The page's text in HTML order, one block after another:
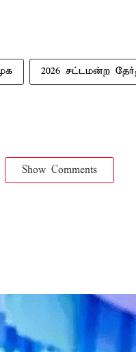
2026 சட்டமன்ற
Show Comments